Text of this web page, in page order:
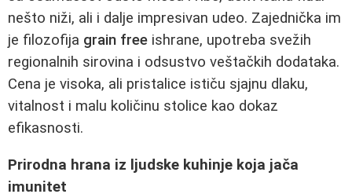
nešto niži, ali i dalje impresivan udeo. Zajednička im
je filozofija grain free ishrane, upotreba svežih
regionalnih sirovina i odsustvo veštačkih dodataka.
Cena je visoka, ali pristalice ističu sjajnu dlaku,
vitalnost i malu količinu stolice kao dokaz
efikasnosti.
Prirodna hrana iz ljudske kuhinje koja jača
imunitet